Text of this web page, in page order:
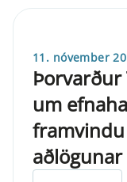
11. nóvember
Þorvarður
um
aðlögunar